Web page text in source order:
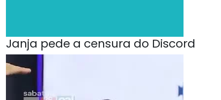
Janja pede a censura do Discord